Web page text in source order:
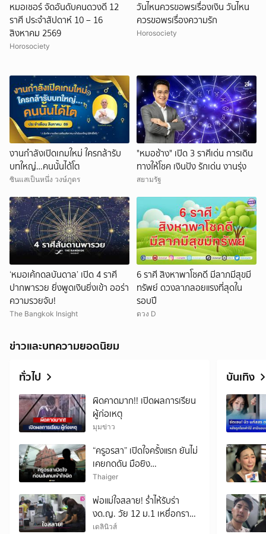
หมอเชอร์ จัดอันดับคนดวงดี 12
ราศี ประจำสัปดาห์ 10 – 16
สิงหาคม 2569
Horosociety
วันไหนควรขอพรเรื่องเงิน วันไหน
ควรขอพรเรื่องความรัก
Horosociety
งานกำลังเปิดเกมใหม่ ใครกล้ารับ
บทใหญ่…คนนั้นได้โต
ซินแสเป็นหนึ่ง วงษ์ภูดร
"หมอช้าง" เปิด 3 ราศีเด่น การเดิน
ทางให้โชค เงินปัง รักเด่น งานรุ่ง
สยามรัฐ
‘หมอเค้กดลบันดาล’ เปิด 4 ราศี
ปากพารวย ยิ่งพูดเงินยิ่งเข้า ออร่า
ความรวยจับ!
The Bangkok Insight
6 ราศี สิงหาพาโชคดี มีลาภมีสุขมี
ทรัพย์ ดวงลาภลอยแรงที่สุดใน
รอบปี
ดวง D
ข่าวและบทความยอดนิยม
ทั่วไป
ผิดคาดมาก!! เปิดผลการเรียน
ผู้ก่อเหตุ
มุมข่าว
“ครูอรสา” เปิดใจครั้งแรก ยันไม่
เคยกดดัน มือยิง
รร.เทพศิรินทร์ นนทบุรี
Thaiger
พ่อแม่ใจสลาย! ร่ำไห้รับร่า
งด.ญ. วัย 12 ม.1 เหยื่อกราด
ยิงรายที่ 9 สุดเศร้านำไป
เดลินิวส์
บันเทิง